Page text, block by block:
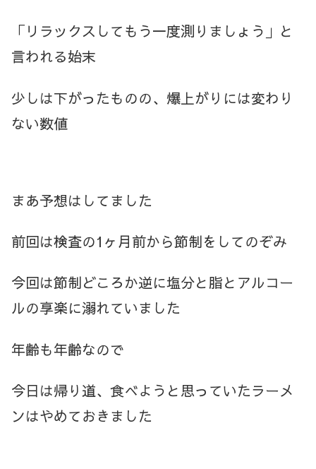
「リラックスしてもう一度測りましょう」と
言われる始末
少しは下がったものの、爆上がりには変わり
ない数値
まあ予想はしてました
前回は検査の1ヶ月前から節制をしてのぞみ
今回は節制どころか逆に塩分と脂とアルコー
ルの享楽に溺れていました
年齢も年齢なので
今日は帰り道、食べようと思っていたラーメ
ンはやめておきました